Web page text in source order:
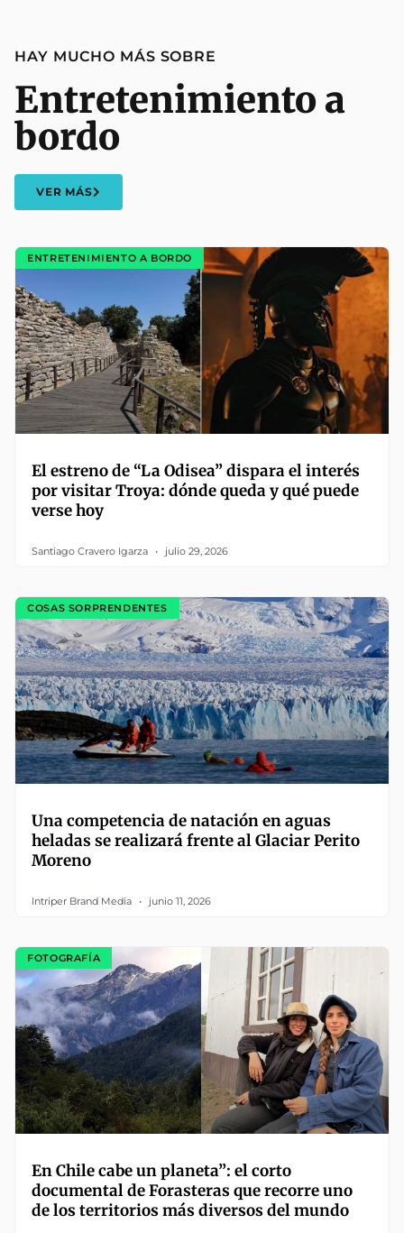
HAY MUCHO MÁS SOBRE
Entretenimiento a
bordo
VER MÁS
ENTRETENIMIENTO A BORDO
El estreno de “La Odisea” dispara el interés
por visitar Troya: dónde queda y qué puede
verse hoy
Santiago Cravero Igarza julio 29, 2026
COSAS SORPRENDENTES
Una competencia de natación en aguas
heladas se realizará frente al Glaciar Perito
Moreno
Intriper Brand Media junio 11, 2026
FOTOGRAFÍA
En Chile cabe un planeta”: el corto
documental de Forasteras que recorre uno
de los territorios más diversos del mundo